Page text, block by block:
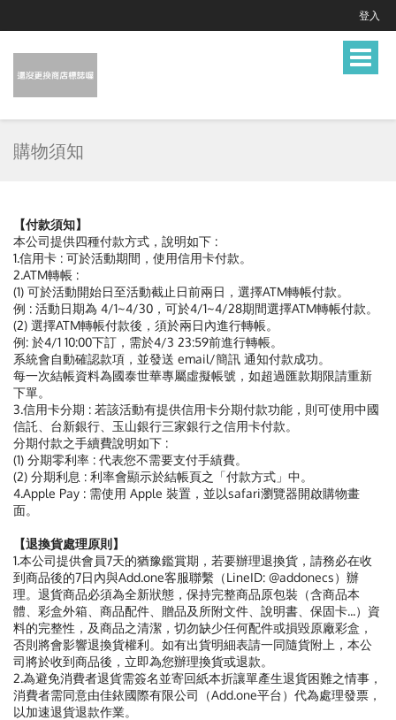
登入
Toggle
購物須知
【付款須知】
本公司提供四種付款方式，說明如下 :
1.信用卡 : 可於活動期間，使用信用卡付款。
2.ATM轉帳 :
(1) 可於活動開始日至活動截止日前兩日，選擇ATM轉帳付款。
例 : 活動日期為 4/1~4/30，可於4/1~4/28期間選擇ATM轉帳付款。
(2) 選擇ATM轉帳付款後，須於兩日內進行轉帳。
例: 於4/1 10:00下訂，需於4/3 23:59前進行轉帳。
系統會自動確認款項，並發送 email/簡訊 通知付款成功。
每一次結帳資料為國泰世華專屬虛擬帳號，如超過匯款期限請重新
下單。
3.信用卡分期 : 若該活動有提供信用卡分期付款功能，則可使用中國
信託、台新銀行、玉山銀行三家銀行之信用卡付款。
分期付款之手續費說明如下 :
(1) 分期零利率 : 代表您不需要支付手績費。
(2) 分期利息 : 利率會顯示於結帳頁之「付款方式」中。
4.Apple Pay : 需使用 Apple 裝置，並以safari瀏覽器開啟購物畫
面。
【退換貨處理原則】
1.本公司提供會員7天的猶豫鑑賞期，若要辦理退換貨，請務必在收
到商品後的7日內與Add.one客服聯繫（LineID: @addonecs）辦
理。退貨商品必須為全新狀態，保持完整商品原包裝（含商品本
體、彩盒外箱、商品配件、贈品及所附文件、說明書、保固卡...）資
料的完整性，及商品之清潔，切勿缺少任何配件或損毀原廠彩盒，
否則將會影響退換貨權利。如有出貨明細表請一同隨貨附上，本公
司將於收到商品後，立即為您辦理換貨或退款。
2.為避免消費者退貨需簽名並寄回紙本折讓單產生退貨困難之情事，
消費者需同意由佳銥國際有限公司（Add.one平台）代為處理發票，
以加速退貨退款作業。